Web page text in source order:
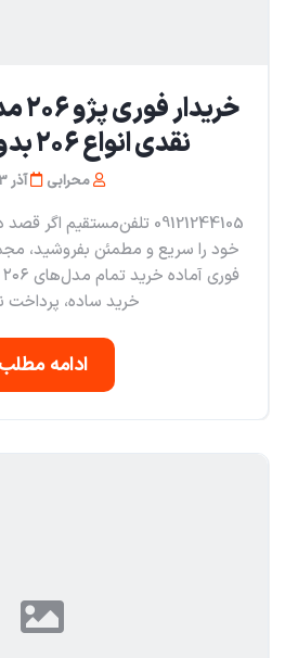
نقدی انواع ۲۰۶ بدون معطلی
محرابی آذر 13, 1404
خود را سریع و مطمئن بفروشید،
خرید ساده، پرداخت
ادامه مطلب